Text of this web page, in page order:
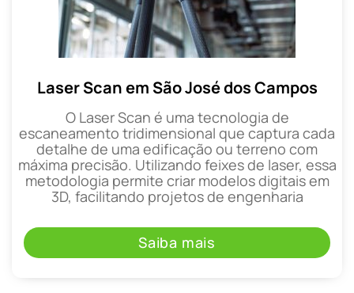
Laser Scan em São José dos Campos
O Laser Scan é uma tecnologia de
escaneamento tridimensional que captura cada
detalhe de uma edificação ou terreno com
máxima precisão. Utilizando feixes de laser, essa
metodologia permite criar modelos digitais em
3D, facilitando projetos de engenharia
Saiba mais